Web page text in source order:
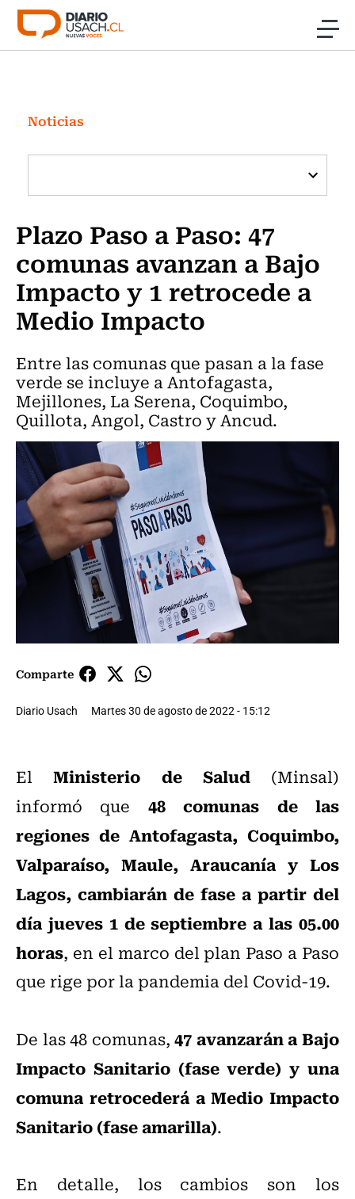
Click acá para ir directamente al contenido
Investigación
Cultura
Programas Radio y TV Usach
Noticias
Plazo Paso a Paso: 47
comunas avanzan a Bajo
Impacto y 1 retrocede a
Medio Impacto
Entre las comunas que pasan a la fase
verde se incluye a Antofagasta,
Mejillones, La Serena, Coquimbo,
Quillota, Angol, Castro y Ancud.
Comparte
Diario Usach Martes 30 de agosto de 2022 - 15:12
ElMinisterio de Salud(Minsal)
informó que 48 comunas de las
regiones de Antofagasta, Coquimbo,
Valparaíso, Maule, Araucanía y Los
Lagos, cambiarán de fase a partir del
día jueves 1 de septiembre a las 05.00
horas, en el marco del plan Paso a Paso
que rige por la pandemia del Covid-19.
De las 48 comunas,47 avanzarán a Bajo
Impacto Sanitario (fase verde) y una
comuna retrocederá a Medio Impacto
Sanitario (fase amarilla).
En detalle, los cambios son los